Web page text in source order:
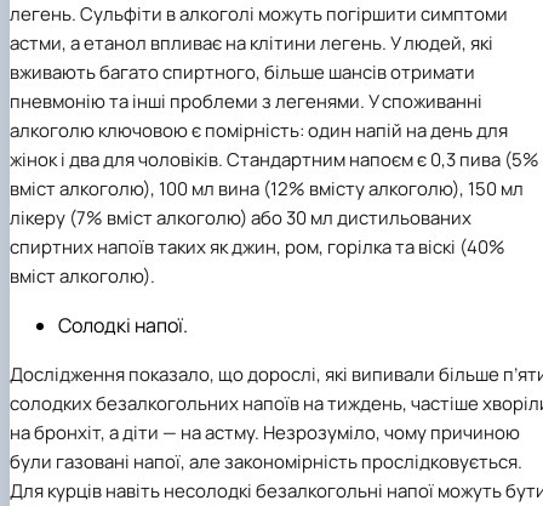
легень. Сульфіти в алкоголі можуть погіршити симптоми
астми, а етанол впливає на клітини легень. У людей, які
вживають багато спиртного, більше шансів отримати
пневмонію та інші проблеми з легенями. У споживанні
алкоголю ключовою є помірність: один напій на день для
жінок і два для чоловіків. Стандартним напоєм є 0,3 пива (5%
вміст алкоголю), 100 мл вина (12% вмісту алкоголю), 150 мл
лікеру (7% вміст алкоголю) або 30 мл дистильованих
спиртних напоїв таких як джин, ром, горілка та віскі (40%
вміст алкоголю).
Солодкі напої.
Дослідження показало, що дорослі, які випивали більше
солодких безалкогольних напоїв на тиждень, частіше
на бронхіт, а діти — на астму. Незрозуміло, чому причиною
були газовані напої, але закономірність прослідковується.
Для курців навіть несолодкі безалкогольні напої можуть